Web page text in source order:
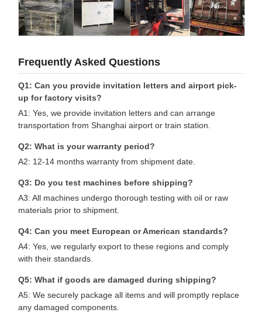
Frequently Asked Questions
Q1: Can you provide invitation letters and airport pick-
up for factory visits?
A1: Yes, we provide invitation letters and can arrange
transportation from Shanghai airport or train station.
Q2: What is your warranty period?
A2: 12-14 months warranty from shipment date.
Q3: Do you test machines before shipping?
A3: All machines undergo thorough testing with oil or raw
materials prior to shipment.
Q4: Can you meet European or American standards?
A4: Yes, we regularly export to these regions and comply
with their standards.
Q5: What if goods are damaged during shipping?
A5: We securely package all items and will promptly replace
any damaged components.